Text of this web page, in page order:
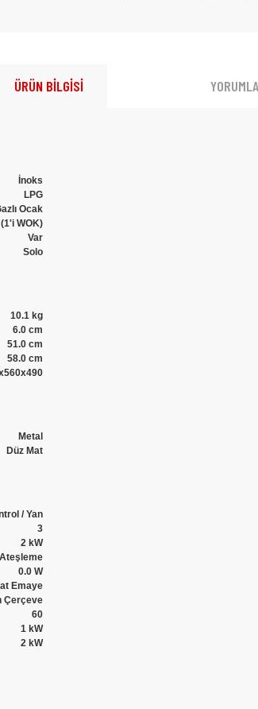
ÜRÜN BİLGİSİ
İnoks
LPG
Ocak
(1'i WOK)
Var
Solo
10.1 kg
6.0 cm
51.0 cm
58.0 cm
Metal
Düz Mat
/ Yan
3
2 kW
0.0 W
Emaye
Çerçeve
60
1 kW
2 kW